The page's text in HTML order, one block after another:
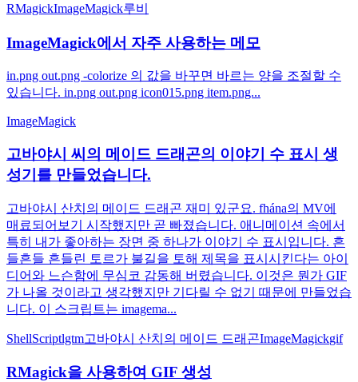
RMagickImageMagick루비
ImageMagick에서 자주 사용하는 메모
in.png out.png -colorize 의 값을 바꾸면 바르는 양을 조절할 수
있습니다. in.png out.png icon015.png item.png...
ImageMagick
고바야시 씨의 메이드 드래곤의 이야기 수 표시 생
성기를 만들었습니다.
고바야시 산치의 메이드 드래곤 재미 있군요. fhána의 MV에
매료되어보기 시작했지만 곧 빠졌습니다. 애니메이션 속에서
특히 내가 좋아하는 장면 중 하나가 이야기 수 표시입니다. 흔
들흔들 흔들린 토르가 불길을 토해 제목을 표시시킨다는 아이
디어와 느슨함에 무심코 감동해 버렸습니다. 이것은 뭔가 GIF
가 나올 것이라고 생각했지만 기다릴 수 없기 때문에 만들었습
니다. 이 스크립트는 imagema...
ShellScriptlgtm고바야시 산치의 메이드 드래곤ImageMagickgif
RMagick을 사용하여 GIF 생성